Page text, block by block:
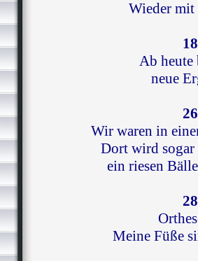
Wieder mit
Ab heute
neue
Wir waren in
Dort wird sogar
ein riesen
Meine Füße